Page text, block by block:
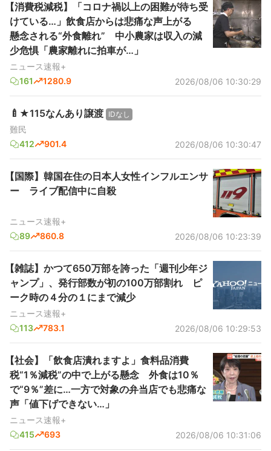
【消費税減税】「コロナ禍以上の困難が待ち受
けている…」飲食店からは悲痛な声上がる
懸念される“外食離れ” 中小農家は収入の減
少危惧「農家離れに拍車が…」
ニュース速報+
161
1280.9 2026/08/06 10:30:29
🍼★115なんあり譲渡 IDなし
難民
412
901.4 2026/08/06 10:30:47
【国際】韓国在住の日本人女性インフルエンサ
ー ライブ配信中に自殺
ニュース速報+
89
860.8 2026/08/06 10:23:39
【雑誌】かつて650万部を誇った「週刊少年ジ
ャンプ」、発行部数が初の100万部割れ ピ
ーク時の４分の１にまで減少
ニュース速報+
113
783.1 2026/08/06 10:29:53
【社会】「飲食店潰れますよ」食料品消費
税“1％減税”の中で上がる懸念 外食は10％
で“9％”差に…一方で対象の弁当店でも悲痛な
声「値下げできない…」
ニュース速報+
415
693 2026/08/06 10:31:06